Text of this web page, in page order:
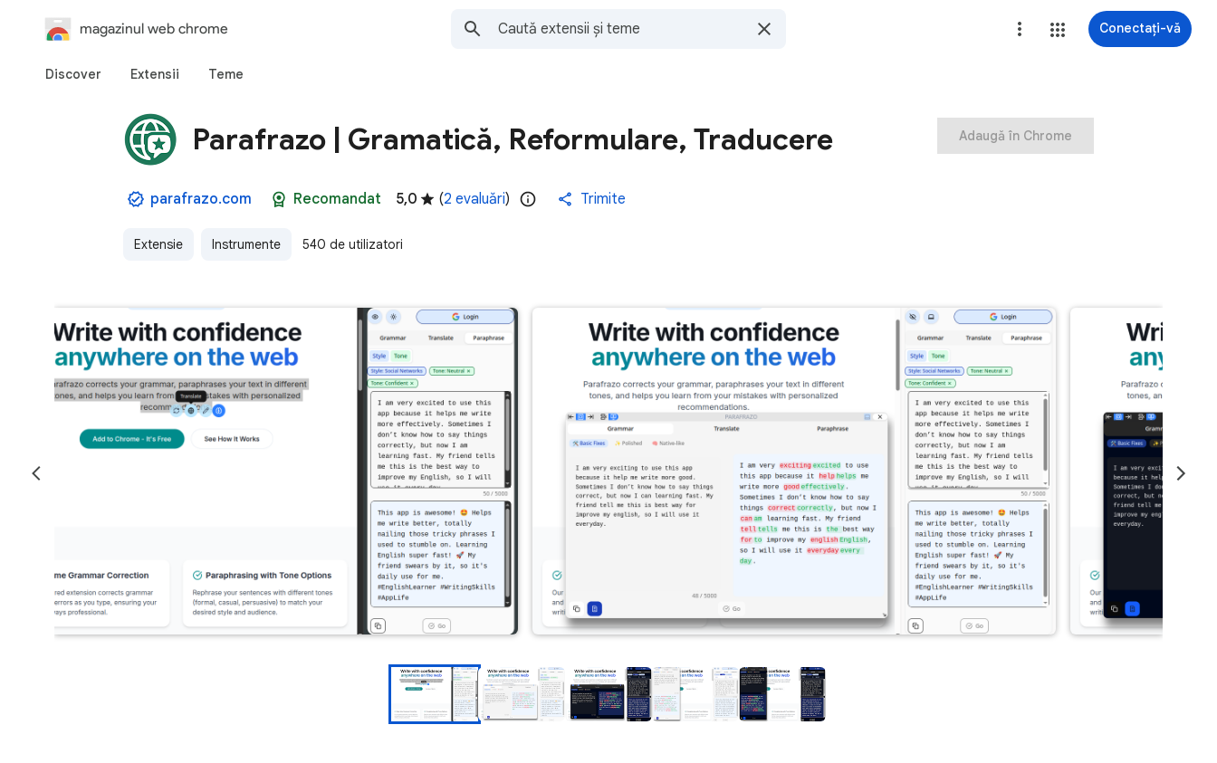
magazinul web chrome Conectați-vă
Discover Extensii Teme
Parafrazo | Gramatică, Reformulare, Traducere
parafrazo.com Recomandat 5,0 (2 evaluări) Trimite
Extensie Instrumente 540 de utilizatori
Adaugă în Chrome